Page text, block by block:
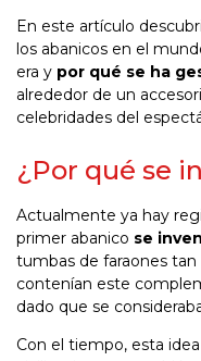
En este artículo
los abanicos en el
era y por qué se ha
alrededor de un
celebridades del
¿Por qué se
Actualmente ya hay
primer abanico se
tumbas de faraones
contenían este
dado que se
Con el tiempo, esta